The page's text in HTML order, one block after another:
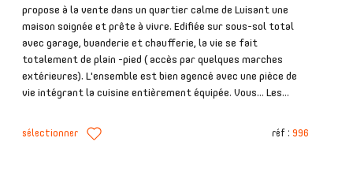
propose à la vente dans un quartier calme de Luisant une
maison soignée et prête à vivre. Edifiée sur sous-sol total
avec garage, buanderie et chaufferie, la vie se fait
totalement de plain -pied ( accès par quelques marches
extérieures). L'ensemble est bien agencé avec une pièce de
vie intégrant la cuisine entièrement équipée. Vous... Les...
sélectionner réf : 996